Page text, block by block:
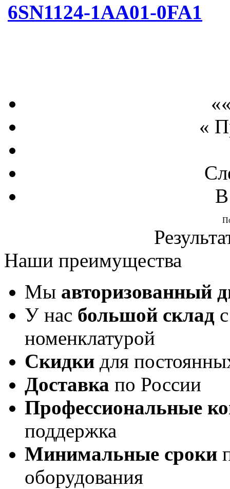
6SN1124-1AA01-0FA1
«
Наши преимущества
Мы авторизованный
У нас большой склад
номенклатурой
Скидки для
Доставка по России
Профессиональные
поддержка
Минимальные сроки
оборудования